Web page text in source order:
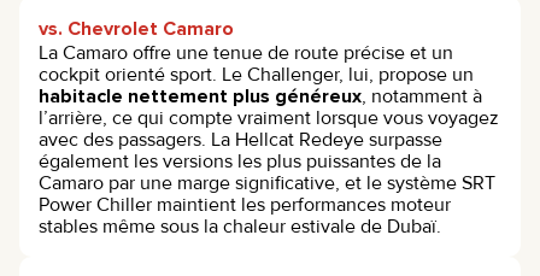
vs. Chevrolet Camaro
La Camaro offre une tenue de route précise et un
cockpit orienté sport. Le Challenger, lui, propose un
habitacle nettement plus généreux, notamment à
l’arrière, ce qui compte vraiment lorsque vous voyagez
avec des passagers. La Hellcat Redeye surpasse
également les versions les plus puissantes de la
Camaro par une marge significative, et le système SRT
Power Chiller maintient les performances moteur
stables même sous la chaleur estivale de Dubaï.